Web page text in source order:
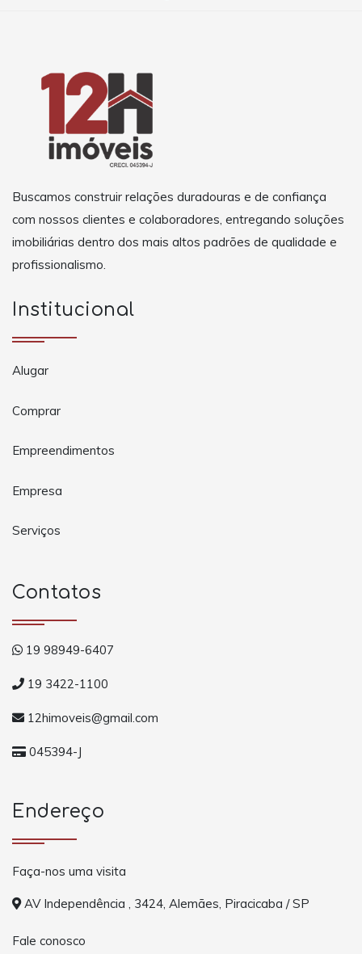
Buscamos construir relações duradouras e de confiança
com nossos clientes e colaboradores, entregando soluções
imobiliárias dentro dos mais altos padrões de qualidade e
profissionalismo.
Institucional
Alugar
Comprar
Empreendimentos
Empresa
Serviços
Contatos
19 98949-6407
19 3422-1100
12himoveis@gmail.com
045394-J
Endereço
Faça-nos uma visita
AV Independência , 3424, Alemães, Piracicaba / SP
Fale conosco